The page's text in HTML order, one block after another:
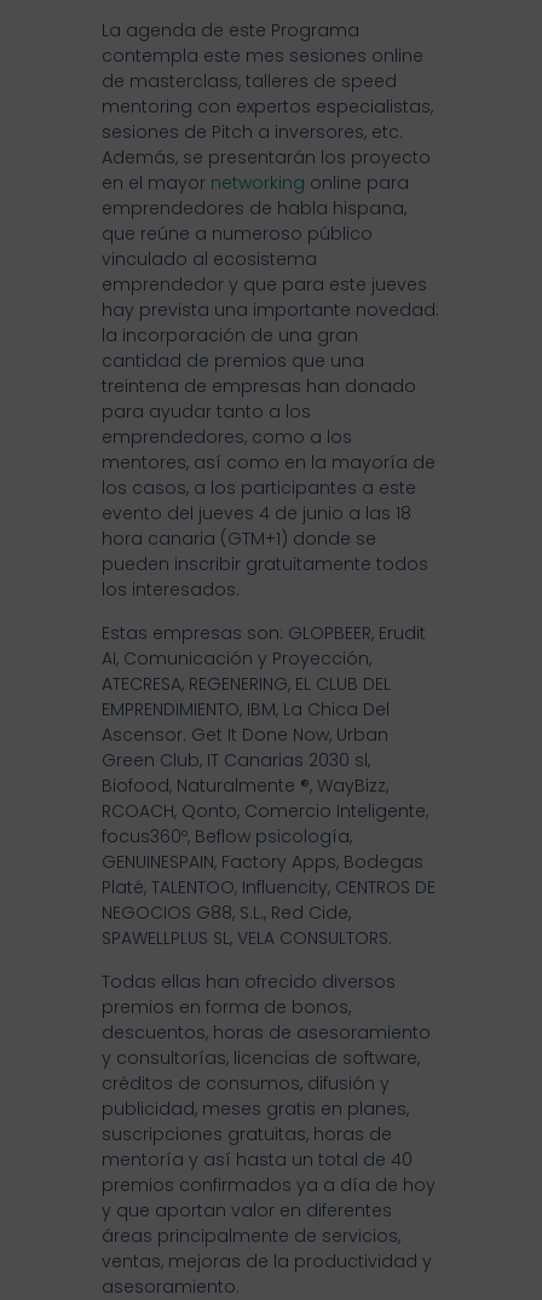
La agenda de este Programa
contempla este mes sesiones online
de masterclass, talleres de speed
mentoring con expertos especialistas,
sesiones de Pitch a inversores, etc.
Además, se presentarán los proyecto
en el mayor networking online para
emprendedores de habla hispana,
que reúne a numeroso público
vinculado al ecosistema
emprendedor y que para este jueves
hay prevista una importante novedad:
la incorporación de una gran
cantidad de premios que una
treintena de empresas han donado
para ayudar tanto a los
emprendedores, como a los
mentores, así como en la mayoría de
los casos, a los participantes a este
evento del jueves 4 de junio a las 18
hora canaria (GTM+1) donde se
pueden inscribir gratuitamente todos
los interesados.
Estas empresas son: GLOPBEER, Erudit
AI, Comunicación y Proyección,
ATECRESA, REGENERING, EL CLUB DEL
EMPRENDIMIENTO, IBM, La Chica Del
Ascensor. Get It Done Now, Urban
Green Club, IT Canarias 2030 sl,
Biofood, Naturalmente ®, WayBizz,
RCOACH, Qonto, Comercio Inteligente,
focus360º, Beflow psicología,
GENUINESPAIN, Factory Apps, Bodegas
Platé, TALENTOO, Influencity, CENTROS DE
NEGOCIOS G88, S.L., Red Cide,
SPAWELLPLUS SL, VELA CONSULTORS.
Todas ellas han ofrecido diversos
premios en forma de bonos,
descuentos, horas de asesoramiento
y consultorías, licencias de software,
créditos de consumos, difusión y
publicidad, meses gratis en planes,
suscripciones gratuitas, horas de
mentoría y así hasta un total de 40
premios confirmados ya a día de hoy
y que aportan valor en diferentes
áreas principalmente de servicios,
ventas, mejoras de la productividad y
asesoramiento.